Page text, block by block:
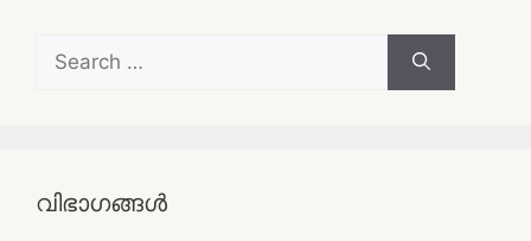
for:
വിഭാഗങ്ങൾ